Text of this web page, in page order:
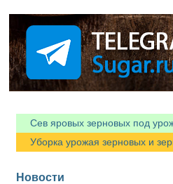
Сев яровых зерновых под
Уборка урожая зерновых и
Новости